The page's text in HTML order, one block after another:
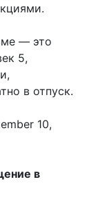
— это
5,
в отпуск.
10,
в